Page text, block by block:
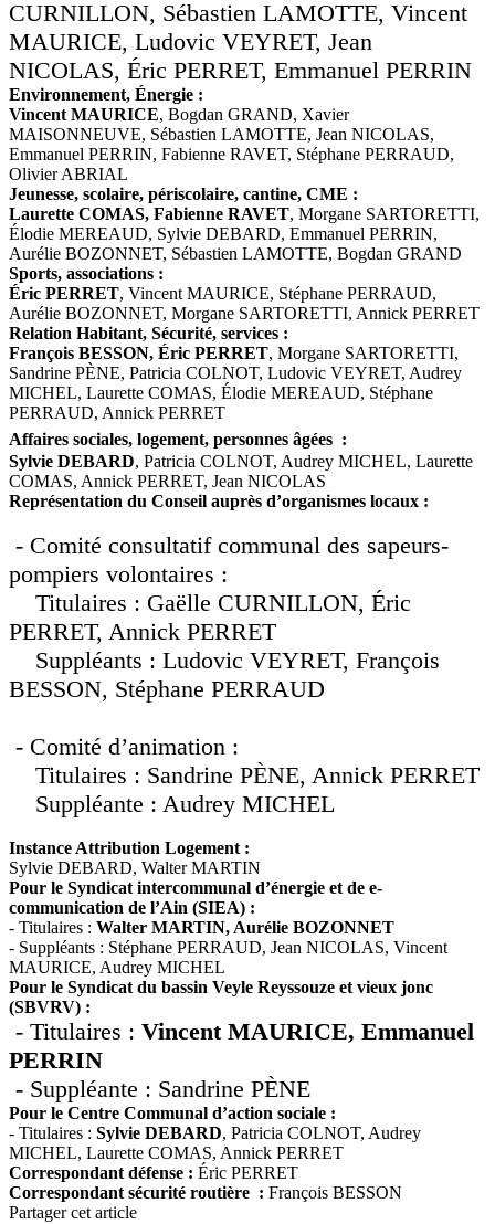
CURNILLON, Sébastien LAMOTTE, Vincent
MAURICE, Ludovic VEYRET, Jean
NICOLAS, Éric PERRET, Emmanuel PERRIN
Environnement, Énergie :
Vincent MAURICE, Bogdan GRAND, Xavier
MAISONNEUVE, Sébastien LAMOTTE, Jean NICOLAS,
Emmanuel PERRIN, Fabienne RAVET, Stéphane PERRAUD,
Olivier ABRIAL
Jeunesse, scolaire, périscolaire, cantine, CME :
Laurette COMAS, Fabienne RAVET, Morgane SARTORETTI,
Élodie MEREAUD, Sylvie DEBARD, Emmanuel PERRIN,
Aurélie BOZONNET, Sébastien LAMOTTE, Bogdan GRAND
Sports, associations :
Éric PERRET, Vincent MAURICE, Stéphane PERRAUD,
Aurélie BOZONNET, Morgane SARTORETTI, Annick PERRET
Relation Habitant, Sécurité, services :
François BESSON, Éric PERRET, Morgane SARTORETTI,
Sandrine PÈNE, Patricia COLNOT, Ludovic VEYRET, Audrey
MICHEL, Laurette COMAS, Élodie MEREAUD, Stéphane
PERRAUD, Annick PERRET
Affaires sociales, logement, personnes âgées :
Sylvie DEBARD, Patricia COLNOT, Audrey MICHEL, Laurette
COMAS, Annick PERRET, Jean NICOLAS
Représentation du Conseil auprès d’organismes locaux :
- Comité consultatif communal des sapeurs-
pompiers volontaires :
Titulaires : Gaëlle CURNILLON, Éric
PERRET, Annick PERRET
Suppléants : Ludovic VEYRET, François
BESSON, Stéphane PERRAUD
- Comité d’animation :
Titulaires : Sandrine PÈNE, Annick PERRET
Suppléante : Audrey MICHEL
Instance Attribution Logement :
Sylvie DEBARD, Walter MARTIN
Pour le Syndicat intercommunal d’énergie et de e-
communication de l’Ain (SIEA) :
- Titulaires : Walter MARTIN, Aurélie BOZONNET
- Suppléants : Stéphane PERRAUD, Jean NICOLAS, Vincent
MAURICE, Audrey MICHEL
Pour le Syndicat du bassin Veyle Reyssouze et vieux jonc
(SBVRV) :
- Titulaires : Vincent MAURICE, Emmanuel
PERRIN
- Suppléante : Sandrine PÈNE
Pour le Centre Communal d’action sociale :
- Titulaires : Sylvie DEBARD, Patricia COLNOT, Audrey
MICHEL, Laurette COMAS, Annick PERRET
Correspondant défense : Éric PERRET
Correspondant sécurité routière : François BESSON
Partager cet article